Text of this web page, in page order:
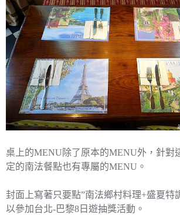
桌上的MENU除了原本的MENU外，針對
定的南法餐點也有專屬的MENU。
封面上寫著只要點”南法鄉村料理+盛夏特
以參加台北-巴黎8日遊抽獎活動。